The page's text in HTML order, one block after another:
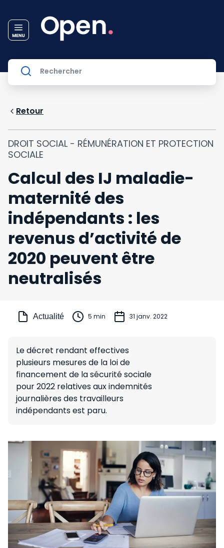
Retour
DROIT SOCIAL - RÉMUNÉRATION ET PROTECTION
SOCIALE
Calcul des IJ maladie-
maternité des
indépendants : les
revenus d’activité de
2020 peuvent être
neutralisés
Actualité 5 min 31 janv. 2022
Le décret rendant effectives
plusieurs mesures de la loi de
financement de la sécurité sociale
pour 2022 relatives aux indemnités
journalières des travailleurs
indépendants est paru.